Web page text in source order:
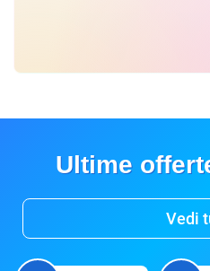
Ultime
Vedi